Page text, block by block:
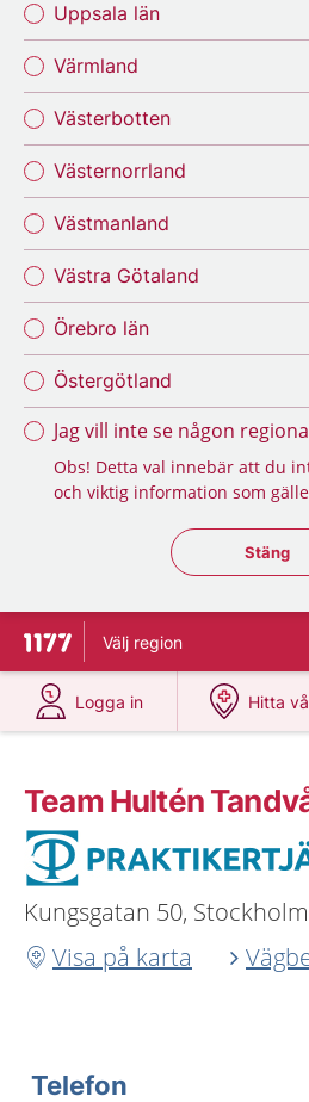
Uppsala län
Värmland
Västerbotten
Västernorrland
Västmanland
Västra Götaland
Örebro län
Östergötland
Jag vill inte se någon
Obs! Detta val innebär att du
och viktig information som
Stäng
Stäng
Till startsidan för 1177
Välj region
Logga in
på 1177.se
Hitta
på
Team Hultén
Kungsgatan 50, Stockholm
Visa på karta
Telefon